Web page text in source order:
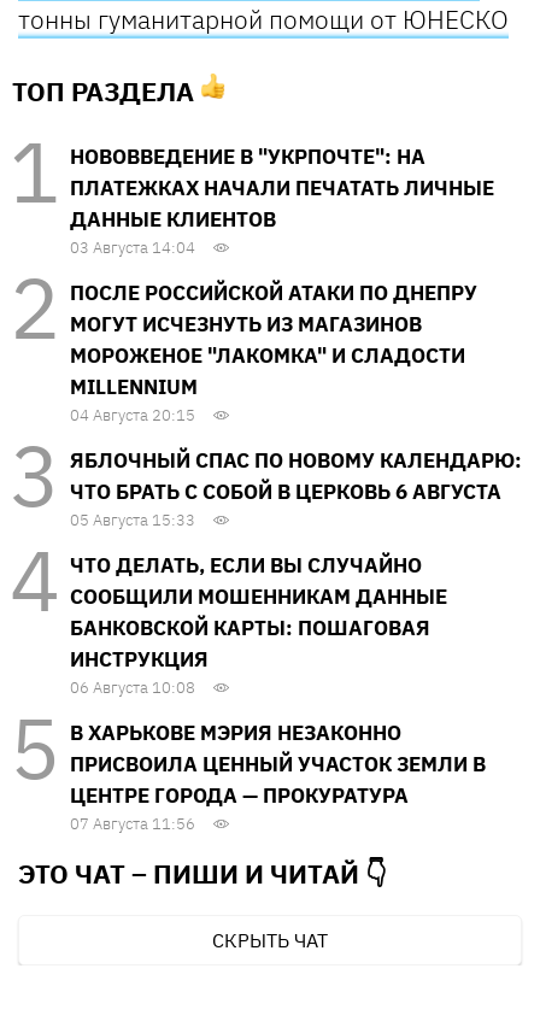
тонны гуманитарной помощи от ЮНЕСКО
ТОП РАЗДЕЛА
НОВОВВЕДЕНИЕ В "УКРПОЧТЕ": НА
ПЛАТЕЖКАХ НАЧАЛИ ПЕЧАТАТЬ ЛИЧНЫЕ
ДАННЫЕ КЛИЕНТОВ
03 Августа 14:04
ПОСЛЕ РОССИЙСКОЙ АТАКИ ПО ДНЕПРУ
МОГУТ ИСЧЕЗНУТЬ ИЗ МАГАЗИНОВ
МОРОЖЕНОЕ "ЛАКОМКА" И СЛАДОСТИ
MILLENNIUM
04 Августа 20:15
ЯБЛОЧНЫЙ СПАС ПО НОВОМУ КАЛЕНДАРЮ:
ЧТО БРАТЬ С СОБОЙ В ЦЕРКОВЬ 6 АВГУСТА
05 Августа 15:33
ЧТО ДЕЛАТЬ, ЕСЛИ ВЫ СЛУЧАЙНО
СООБЩИЛИ МОШЕННИКАМ ДАННЫЕ
БАНКОВСКОЙ КАРТЫ: ПОШАГОВАЯ
ИНСТРУКЦИЯ
06 Августа 10:08
В ХАРЬКОВЕ МЭРИЯ НЕЗАКОННО
ПРИСВОИЛА ЦЕННЫЙ УЧАСТОК ЗЕМЛИ В
ЦЕНТРЕ ГОРОДА — ПРОКУРАТУРА
07 Августа 11:56
ЭТО ЧАТ – ПИШИ И ЧИТАЙ 👇
СКРЫТЬ ЧАТ